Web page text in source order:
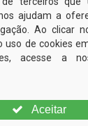
ajudam a
Ao clicar
uso de cookies
acesse a
Aceitar